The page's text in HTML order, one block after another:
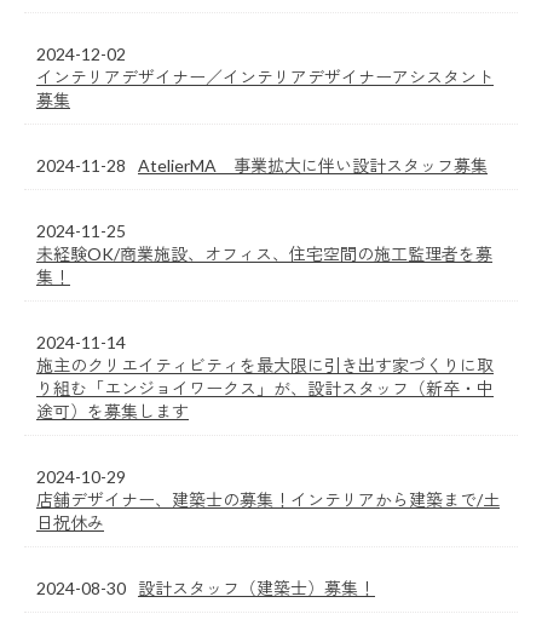
2024-12-02
インテリアデザイナー／インテリアデザイナーアシスタント
募集
2024-11-28 AtelierMA 事業拡大に伴い設計スタッフ募集
2024-11-25
未経験OK/商業施設、オフィス、住宅空間の施工監理者を募
集！
2024-11-14
施主のクリエイティビティを最大限に引き出す家づくりに取
り組む「エンジョイワークス」が、設計スタッフ（新卒・中
途可）を募集します
2024-10-29
店舗デザイナー、建築士の募集！インテリアから建築まで/土
日祝休み
2024-08-30 設計スタッフ（建築士）募集！